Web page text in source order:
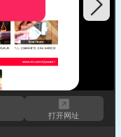
打开网址